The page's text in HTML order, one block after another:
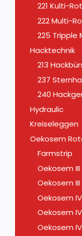
221 Kulti-
222 Multi-
225 Tripple
Hacktechnik
213
237
240
Hydraulic
Kreiseleggen
Oekosem
Farmstrip
Oekosem III
Oekosem
Oekosem
Oekosem
Oekosem